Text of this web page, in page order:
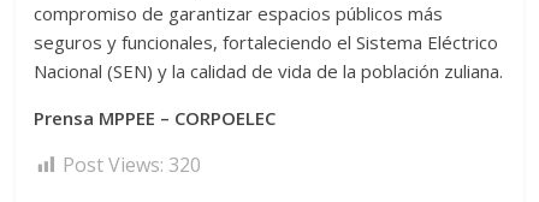
compromiso de garantizar espacios públicos más
seguros y funcionales, fortaleciendo el Sistema Eléctrico
Nacional (SEN) y la calidad de vida de la población zuliana.
Prensa MPPEE – CORPOELEC
Post Views: 320